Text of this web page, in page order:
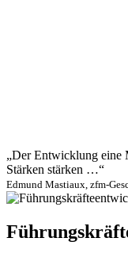
„Der Entwicklung eine
Stärken stärken …“
Edmund Mastiaux, zfm-